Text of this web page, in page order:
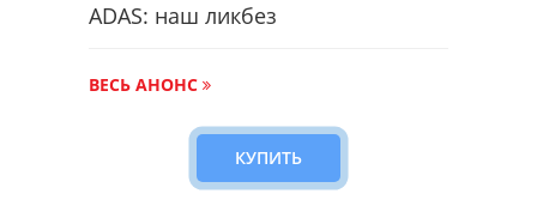
ADAS: наш ликбез
ВЕСЬ АНОНС
КУПИТЬ